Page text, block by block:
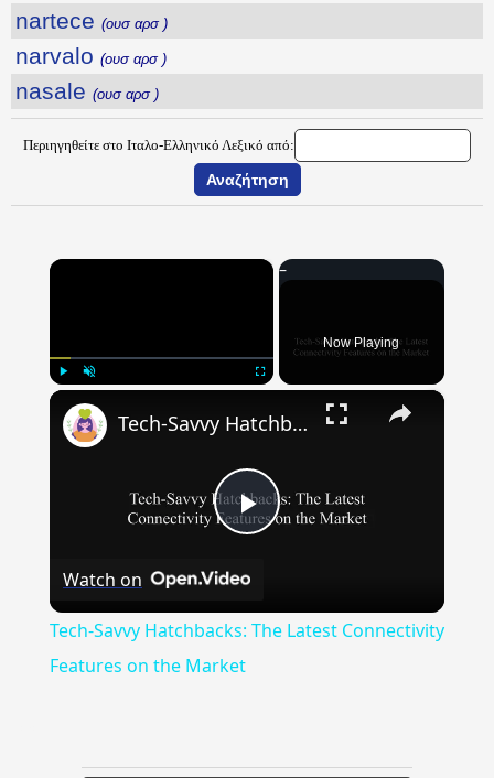
nartece (ουσ αρσ )
narvalo (ουσ αρσ )
nasale (ουσ αρσ )
Περιηγηθείτε στο Ιταλο-Ελληνικό Λεξικό από:
×
Now Playing
×
Play
Tech-Savvy Hatchbacks: The Latest Connectivity Features on the Market
Watch on
Tech-Savvy Hatchbacks: The Latest Connectivity
Features on the Market